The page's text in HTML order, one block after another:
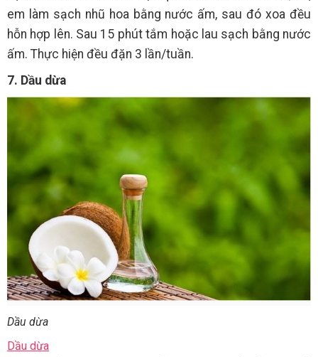
em làm sạch nhũ hoa bằng nước ấm, sau đó xoa đều
hỗn hợp lên. Sau 15 phút tắm hoặc lau sạch bằng nước
ấm. Thực hiện đều đặn 3 lần/tuần.
7. Dầu dừa
Dầu dừa
Dầu dừa